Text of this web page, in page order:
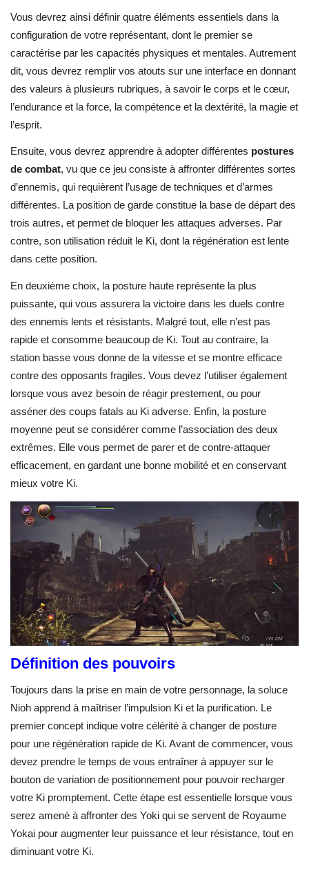
Vous devrez ainsi définir quatre éléments essentiels dans la
configuration de votre représentant, dont le premier se
caractérise par les capacités physiques et mentales. Autrement
dit, vous devrez remplir vos atouts sur une interface en donnant
des valeurs à plusieurs rubriques, à savoir le corps et le cœur,
l’endurance et la force, la compétence et la dextérité, la magie et
l’esprit.
Ensuite, vous devrez apprendre à adopter différentes postures
de combat, vu que ce jeu consiste à affronter différentes sortes
d’ennemis, qui requièrent l’usage de techniques et d’armes
différentes. La position de garde constitue la base de départ des
trois autres, et permet de bloquer les attaques adverses. Par
contre, son utilisation réduit le Ki, dont la régénération est lente
dans cette position.
En deuxième choix, la posture haute représente la plus
puissante, qui vous assurera la victoire dans les duels contre
des ennemis lents et résistants. Malgré tout, elle n’est pas
rapide et consomme beaucoup de Ki. Tout au contraire, la
station basse vous donne de la vitesse et se montre efficace
contre des opposants fragiles. Vous devez l’utiliser également
lorsque vous avez besoin de réagir prestement, ou pour
asséner des coups fatals au Ki adverse. Enfin, la posture
moyenne peut se considérer comme l’association des deux
extrêmes. Elle vous permet de parer et de contre-attaquer
efficacement, en gardant une bonne mobilité et en conservant
mieux votre Ki.
Définition des pouvoirs
Toujours dans la prise en main de votre personnage, la soluce
Nioh apprend à maîtriser l’impulsion Ki et la purification. Le
premier concept indique votre célérité à changer de posture
pour une régénération rapide de Ki. Avant de commencer, vous
devez prendre le temps de vous entraîner à appuyer sur le
bouton de variation de positionnement pour pouvoir recharger
votre Ki promptement. Cette étape est essentielle lorsque vous
serez amené à affronter des Yoki qui se servent de Royaume
Yokai pour augmenter leur puissance et leur résistance, tout en
diminuant votre Ki.